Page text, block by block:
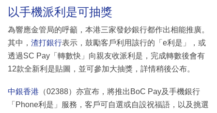
以手機派利是可抽獎
為響應金管局的呼籲，本港三家發鈔銀行都作出相能推廣。
其中， 渣打銀行表示，鼓勵客戶利用該行的「e利是」，或
透過SC Pay「轉數快」向親友收派利是，完成轉數後會有
12款全新利是貼圖，並可參加大抽獎，詳情稍後公布。
中銀香港 （02388）亦宣布，將推出BoC Pay及手機銀行
「Phone利是」服務，客戶可自選或自設祝福語，以及挑選